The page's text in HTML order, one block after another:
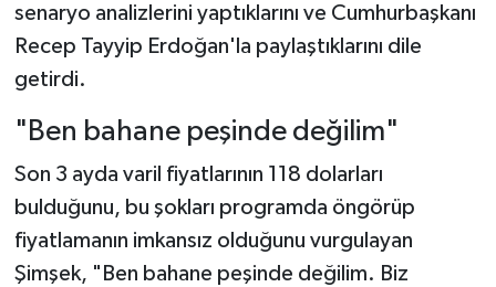
senaryo analizlerini yaptıklarını ve Cumhurbaşkanı
Recep Tayyip Erdoğan'la paylaştıklarını dile
getirdi.
"Ben bahane peşinde değilim"
Son 3 ayda varil fiyatlarının 118 dolarları
bulduğunu, bu şokları programda öngörüp
fiyatlamanın imkansız olduğunu vurgulayan
Şimşek, "Ben bahane peşinde değilim. Biz